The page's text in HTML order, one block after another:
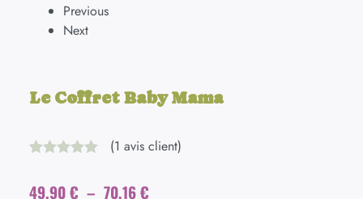
Previous
Next
Le Coffret Baby Mama
surnotation
(1 avis client)
49,90€ – 70,16€